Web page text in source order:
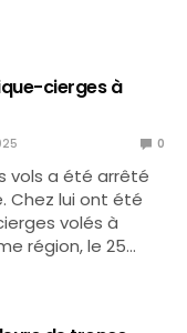
cierges à
0
vols a été arrêté
Chez lui ont été
volés à
région, le 25…